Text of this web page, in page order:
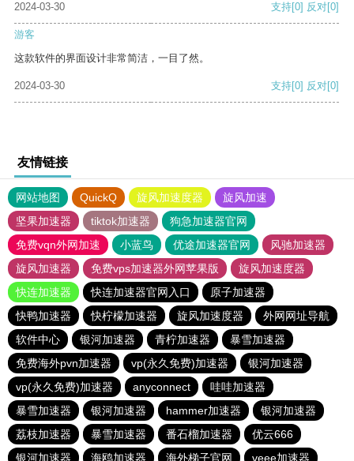
2024-03-30 支持[0] 反对[0]
游客
这款软件的界面设计非常简洁，一目了然。
2024-03-30 支持[0] 反对[0]
友情链接
网站地图 QuickQ 旋风加速度器
旋风加速
坚果加速器
tiktok加速器
狗急加速器官网
免费vqn外网加速
小蓝鸟 优途加速器官网
风驰加速器
旋风加速器
免费vps加速器外网苹果版
旋风加速度器
快连加速器
快连加速器官网入口
原子加速器
快鸭加速器
快柠檬加速器 旋风加速度器
外网网址导航
软件中心
银河加速器 青柠加速器
暴雪加速器
免费海外pvn加速器
vp(永久免费)加速器
银河加速器
vp(永久免费)加速器
anyconnect
哇哇加速器
暴雪加速器
银河加速器 hammer加速器
银河加速器
荔枝加速器
暴雪加速器 番石榴加速器
优云666
银河加速器
海鸥加速器 海外梯子官网 veee加速器